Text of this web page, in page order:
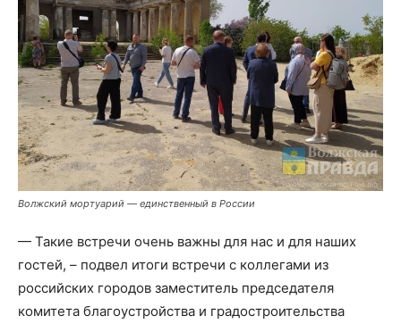
Волжский мортуарий — единственный в России
— Такие встречи очень важны для нас и для наших
гостей, – подвел итоги встречи с коллегами из
российских городов заместитель председателя
комитета благоустройства и градостроительства